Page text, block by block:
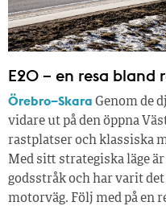
E20 – en resa bland
Örebro–Skara Genom de
vidare ut på den öppna
rastplatser och klassiska
Med sitt strategiska läge
godsstråk och har varit
motorväg. Följ med på en